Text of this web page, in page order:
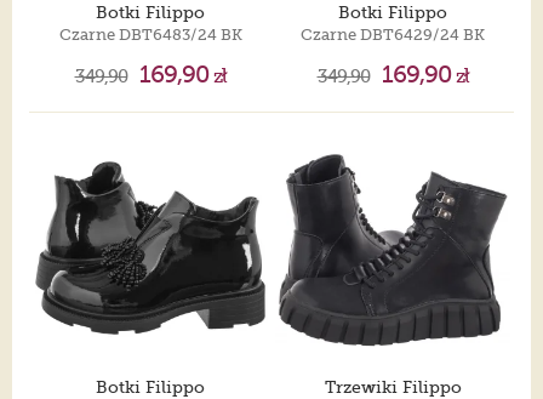
Botki Filippo
Czarne DBT6483/24 BK
349,90 169,90zł
Botki Filippo
Czarne DBT6429/24 BK
349,90 169,90zł
Botki Filippo Trzewiki Filippo